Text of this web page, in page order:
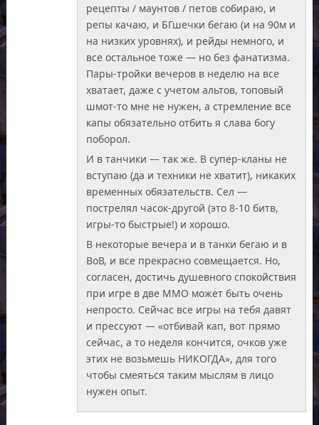
рецепты / маунтов / петов собираю, и
репы качаю, и БГшечки бегаю (и на 90м и
на низких уровнях), и рейды немного, и
все остальное тоже — но без фанатизма.
Пары-тройки вечеров в неделю на все
хватает, даже с учетом альтов, топовый
шмот-то мне не нужен, а стремление все
капы обязательно отбить я слава богу
поборол.
И в танчики — так же. В супер-кланы не
вступаю (да и техники не хватит), никаких
временных обязательств. Сел —
пострелял часок-другой (это 8-10 битв,
игры-то быстрые!) и хорошо.
В некоторые вечера и в танки бегаю и в
ВоВ, и все прекрасно совмещается. Но,
согласен, достичь душевного спокойствия
при игре в две ММО может быть очень
непросто. Сейчас все игры на тебя давят
и прессуют — «отбивай кап, вот прямо
сейчас, а то неделя кончится, очков уже
этих не возьмешь НИКОГДА», для того
чтобы смеяться таким мыслям в лицо
нужен опыт.